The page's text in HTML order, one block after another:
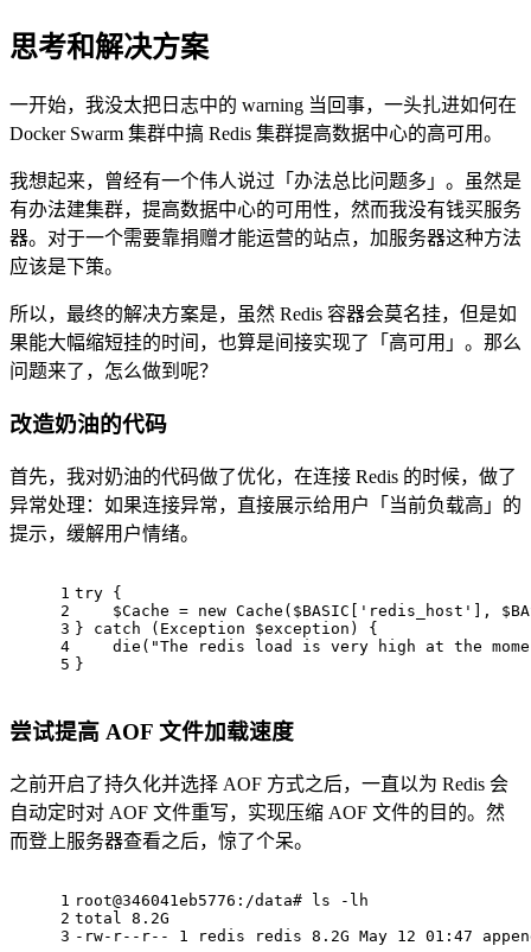
思考和解决方案
一开始，我没太把日志中的 warning 当回事，一头扎进如何在
Docker Swarm 集群中搞 Redis 集群提高数据中心的高可用。
我想起来，曾经有一个伟人说过「办法总比问题多」。虽然是
有办法建集群，提高数据中心的可用性，然而我没有钱买服务
器。对于一个需要靠捐赠才能运营的站点，加服务器这种方法
应该是下策。
所以，最终的解决方案是，虽然 Redis 容器会莫名挂，但是如
果能大幅缩短挂的时间，也算是间接实现了「高可用」。那么
问题来了，怎么做到呢？
改造奶油的代码
首先，我对奶油的代码做了优化，在连接 Redis 的时候，做了
异常处理：如果连接异常，直接展示给用户「当前负载高」的
提示，缓解用户情绪。
1
2
3
4
5
try {
$Cache = new Cache( $BASIC [ 'redis_host' ],
} catch ( Exception $exception ) {
die ( "The redis load is very high at the
}
尝试提高 AOF 文件加载速度
之前开启了持久化并选择 AOF 方式之后，一直以为 Redis 会
自动定时对 AOF 文件重写，实现压缩 AOF 文件的目的。然
而登上服务器查看之后，惊了个呆。
1
2
3
root@346041eb5776:/data# ls -lh
total 8.2G
-rw-r--r-- 1 redis redis 8.2G May 12 01:47